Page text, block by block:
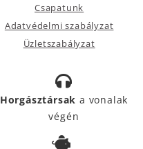
Csapatunk
Adatvédelmi szabályzat
Üzletszabályzat
Horgásztársak a vonalak
végén